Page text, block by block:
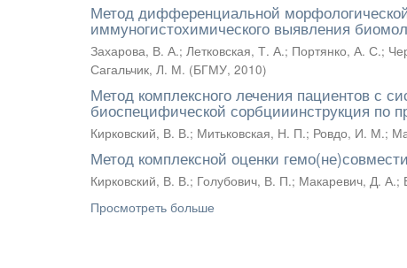
Метод дифференциальной
иммуногистохимического выявления
Захарова, В. А.; Летковская, Т. А.; Портянко, А. С.;
Сагальчик, Л. М. (БГМУ, 2010)
Метод комплексного лечения пациентов с
биоспецифической сорбцииинструкция по
Кирковский, В. В.; Митьковская, Н. П.; Ровдо, И. М.;
Метод комплексной оценки
Кирковский, В. В.; Голубович, В. П.; Макаревич, Д. А.;
Просмотреть больше